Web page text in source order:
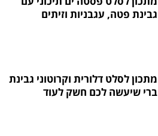
גבינת פטה, עגבניות וזיתים
מתכון לסלט דלורית וקרוטוני גבינת
ברי שיעשה לכם חשק לעוד